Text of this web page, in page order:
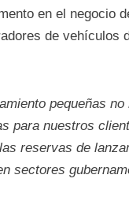
en el negocio
de vehículos
pequeñas no
para nuestros
reservas de
sectores